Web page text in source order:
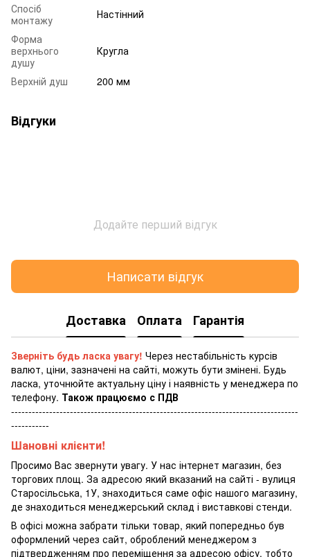
Спосіб
монтажу
Настінний
Форма
верхнього
душу
Кругла
Верхній душ 200 мм
Відгуки
Додайте перший відгук
Написати відгук
Доставка Оплата Гарантія
Зверніть будь ласка увагу! Через нестабільність курсів
валют, ціни, зазначені на сайті, можуть бути змінені. Будь
ласка, уточнюйте актуальну ціну і наявність у менеджера по
телефону. Також працюємо с ПДВ
-----------------------------------------------------------------------------------
-----------
Шановні клієнти!
Просимо Вас звернути увагу. У нас інтернет магазин, без
торгових площ. За адресою який вказаний на сайті - вулиця
Старосільська, 1У, знаходиться саме офіс нашого магазину,
де знаходиться менеджерський склад і виставкові стенди.
В офісі можна забрати тільки товар, який попередньо був
оформлений через сайт, оброблений менеджером з
підтвердженням про переміщення за адресою офісу, тобто